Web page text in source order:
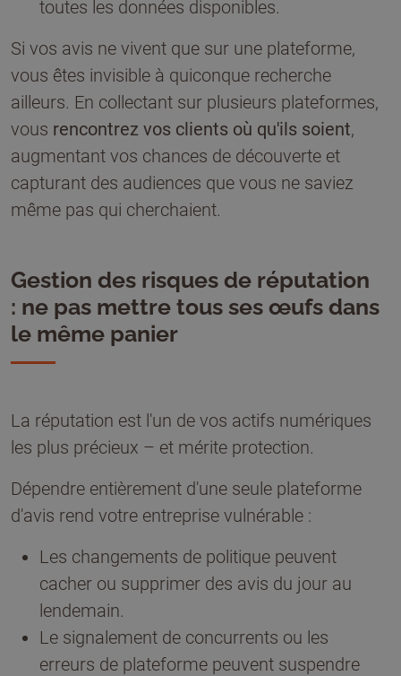
toutes les données disponibles.
Si vos avis ne vivent que sur une plateforme,
vous êtes invisible à quiconque recherche
ailleurs. En collectant sur plusieurs plateformes,
vous rencontrez vos clients où qu'ils soient,
augmentant vos chances de découverte et
capturant des audiences que vous ne saviez
même pas qui cherchaient.
Gestion des risques de réputation
: ne pas mettre tous ses œufs dans
le même panier
La réputation est l'un de vos actifs numériques
les plus précieux – et mérite protection.
Dépendre entièrement d'une seule plateforme
d'avis rend votre entreprise vulnérable :
Les changements de politique peuvent
cacher ou supprimer des avis du jour au
lendemain.
Le signalement de concurrents ou les
erreurs de plateforme peuvent suspendre